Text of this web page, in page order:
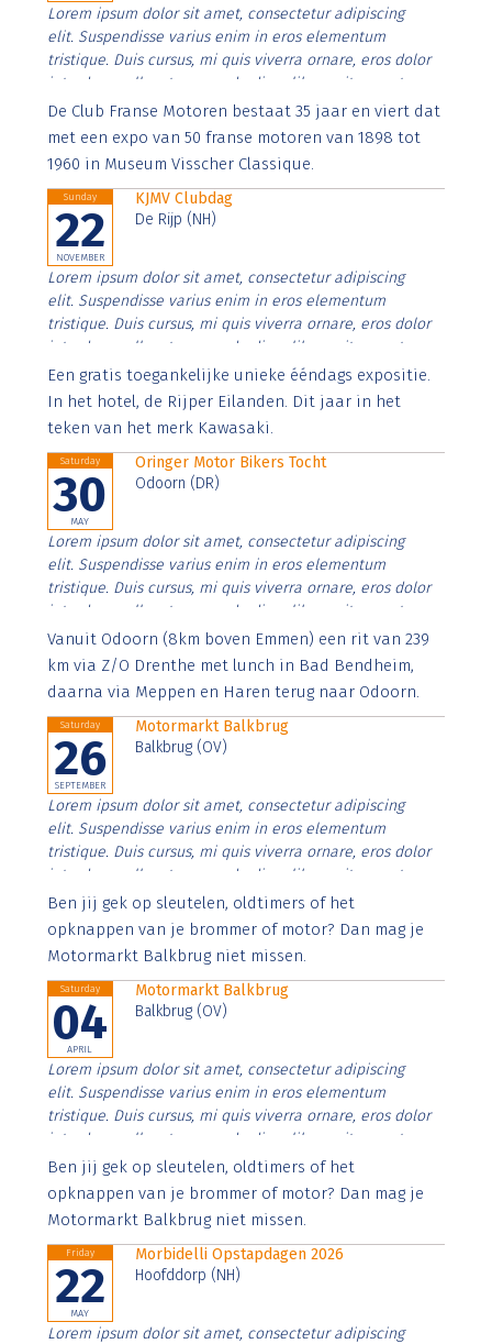
Lorem ipsum dolor sit amet, consectetur adipiscing
elit. Suspendisse varius enim in eros elementum
tristique. Duis cursus, mi quis viverra ornare, eros dolor
interdum nulla, ut commodo diam libero vitae erat.
Aenean faucibus nibh et justo cursus id rutrum lorem
imperdiet. Nunc ut sem vitae risus tristique posuere.
De Club Franse Motoren bestaat 35 jaar en viert dat
met een expo van 50 franse motoren van 1898 tot
1960 in Museum Visscher Classique.
Sunday
22
NOVEMBER
KJMV Clubdag
De Rijp (NH)
Lorem ipsum dolor sit amet, consectetur adipiscing
elit. Suspendisse varius enim in eros elementum
tristique. Duis cursus, mi quis viverra ornare, eros dolor
interdum nulla, ut commodo diam libero vitae erat.
Aenean faucibus nibh et justo cursus id rutrum lorem
imperdiet. Nunc ut sem vitae risus tristique posuere.
Een gratis toegankelijke unieke ééndags expositie.
In het hotel, de Rijper Eilanden. Dit jaar in het
teken van het merk Kawasaki.
Saturday
30
MAY
Oringer Motor Bikers Tocht
Odoorn (DR)
Lorem ipsum dolor sit amet, consectetur adipiscing
elit. Suspendisse varius enim in eros elementum
tristique. Duis cursus, mi quis viverra ornare, eros dolor
interdum nulla, ut commodo diam libero vitae erat.
Aenean faucibus nibh et justo cursus id rutrum lorem
imperdiet. Nunc ut sem vitae risus tristique posuere.
Vanuit Odoorn (8km boven Emmen) een rit van 239
km via Z/O Drenthe met lunch in Bad Bendheim,
daarna via Meppen en Haren terug naar Odoorn.
Saturday
26
SEPTEMBER
Motormarkt Balkbrug
Balkbrug (OV)
Lorem ipsum dolor sit amet, consectetur adipiscing
elit. Suspendisse varius enim in eros elementum
tristique. Duis cursus, mi quis viverra ornare, eros dolor
interdum nulla, ut commodo diam libero vitae erat.
Aenean faucibus nibh et justo cursus id rutrum lorem
imperdiet. Nunc ut sem vitae risus tristique posuere.
Ben jij gek op sleutelen, oldtimers of het
opknappen van je brommer of motor? Dan mag je
Motormarkt Balkbrug niet missen.
Saturday
04
APRIL
Motormarkt Balkbrug
Balkbrug (OV)
Lorem ipsum dolor sit amet, consectetur adipiscing
elit. Suspendisse varius enim in eros elementum
tristique. Duis cursus, mi quis viverra ornare, eros dolor
interdum nulla, ut commodo diam libero vitae erat.
Aenean faucibus nibh et justo cursus id rutrum lorem
imperdiet. Nunc ut sem vitae risus tristique posuere.
Ben jij gek op sleutelen, oldtimers of het
opknappen van je brommer of motor? Dan mag je
Motormarkt Balkbrug niet missen.
Friday
22
MAY
Morbidelli Opstapdagen 2026
Hoofddorp (NH)
Lorem ipsum dolor sit amet, consectetur adipiscing